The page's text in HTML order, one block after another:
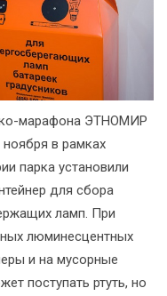
марафона ЭТНОМИР
в рамках
парка установили
для сбора
ламп. При
люминесцентных
и на мусорные
поступать ртуть, но